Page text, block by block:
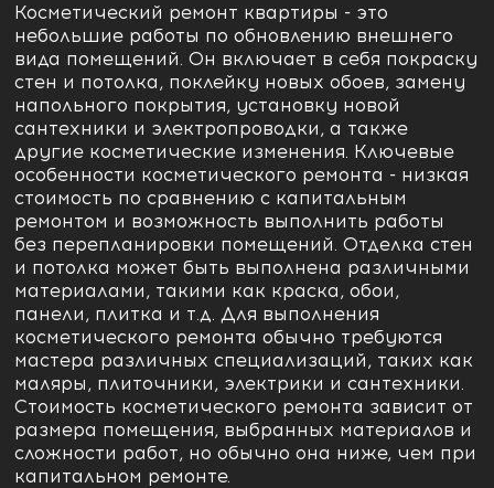
Косметический ремонт квартиры - это
небольшие работы по обновлению внешнего
вида помещений. Он включает в себя покраску
стен и потолка, поклейку новых обоев, замену
напольного покрытия, установку новой
сантехники и электропроводки, а также
другие косметические изменения. Ключевые
особенности косметического ремонта - низкая
стоимость по сравнению с капитальным
ремонтом и возможность выполнить работы
без перепланировки помещений. Отделка стен
и потолка может быть выполнена различными
материалами, такими как краска, обои,
панели, плитка и т.д. Для выполнения
косметического ремонта обычно требуются
мастера различных специализаций, таких как
маляры, плиточники, электрики и сантехники.
Стоимость косметического ремонта зависит от
размера помещения, выбранных материалов и
сложности работ, но обычно она ниже, чем при
капитальном ремонте.